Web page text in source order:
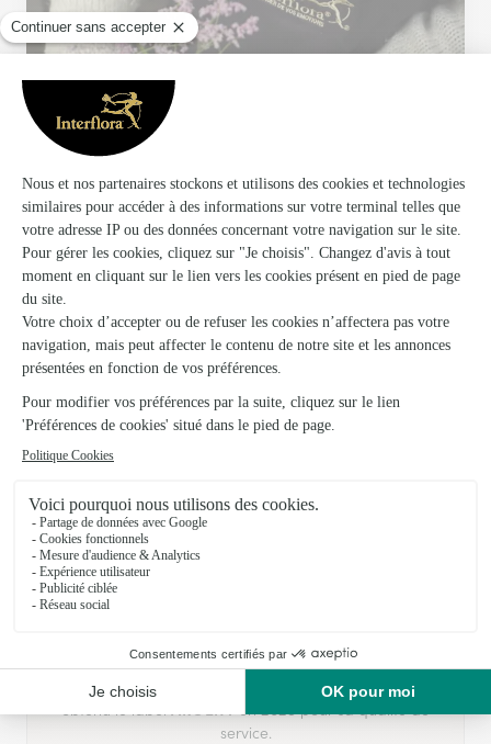
Votre fleuriste artisan à Riberac
Atelier Fleuriste
est membre du réseau Interflora et a
obtenu le label
en
pour sa qualité de
service.